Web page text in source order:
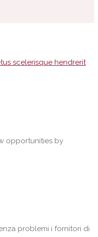
scelerisque hendrerit
opportunities by
problemi i fornitori di